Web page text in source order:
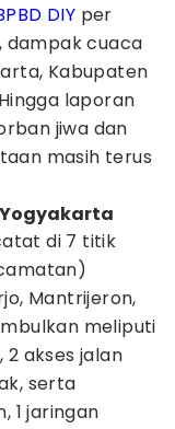
DIY per
dampak cuaca
Kabupaten
laporan
jiwa dan
masih terus
di 7 titik
Mantrijeron,
meliputi
akses jalan
serta
1 jaringan